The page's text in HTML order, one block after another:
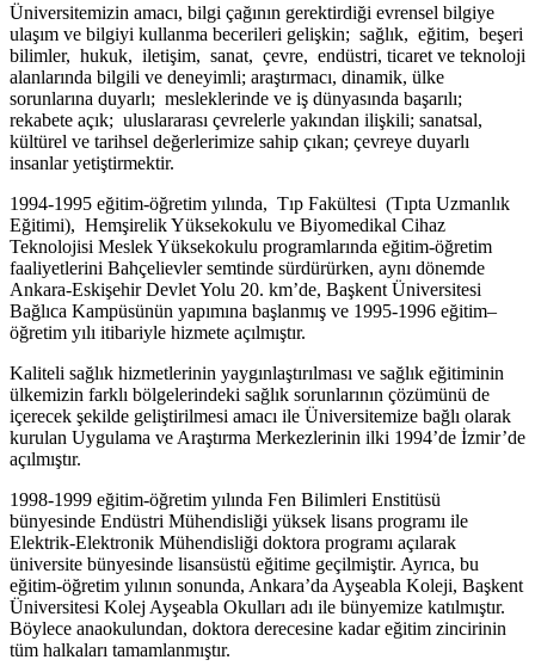
Üniversitemizin amacı, bilgi çağının gerektirdiği evrensel bilgiye
ulaşım ve bilgiyi kullanma becerileri gelişkin; sağlık, eğitim, beşeri
bilimler, hukuk, iletişim, sanat, çevre, endüstri, ticaret ve teknoloji
alanlarında bilgili ve deneyimli; araştırmacı, dinamik, ülke
sorunlarına duyarlı; mesleklerinde ve iş dünyasında başarılı;
rekabete açık; uluslararası çevrelerle yakından ilişkili; sanatsal,
kültürel ve tarihsel değerlerimize sahip çıkan; çevreye duyarlı
insanlar yetiştirmektir.
1994-1995 eğitim-öğretim yılında, Tıp Fakültesi (Tıpta Uzmanlık
Eğitimi), Hemşirelik Yüksekokulu ve Biyomedikal Cihaz
Teknolojisi Meslek Yüksekokulu programlarında eğitim-öğretim
faaliyetlerini Bahçelievler semtinde sürdürürken, aynı dönemde
Ankara-Eskişehir Devlet Yolu 20. km’de, Başkent Üniversitesi
Bağlıca Kampüsünün yapımına başlanmış ve 1995-1996 eğitim–
öğretim yılı itibariyle hizmete açılmıştır.
Kaliteli sağlık hizmetlerinin yaygınlaştırılması ve sağlık eğitiminin
ülkemizin farklı bölgelerindeki sağlık sorunlarının çözümünü de
içerecek şekilde geliştirilmesi amacı ile Üniversitemize bağlı olarak
kurulan Uygulama ve Araştırma Merkezlerinin ilki 1994’de İzmir’de
açılmıştır.
1998-1999 eğitim-öğretim yılında Fen Bilimleri Enstitüsü
bünyesinde Endüstri Mühendisliği yüksek lisans programı ile
Elektrik-Elektronik Mühendisliği doktora programı açılarak
üniversite bünyesinde lisansüstü eğitime geçilmiştir. Ayrıca, bu
eğitim-öğretim yılının sonunda, Ankara’da Ayşeabla Koleji, Başkent
Üniversitesi Kolej Ayşeabla Okulları adı ile bünyemize katılmıştır.
Böylece anaokulundan, doktora derecesine kadar eğitim zincirinin
tüm halkaları tamamlanmıştır.